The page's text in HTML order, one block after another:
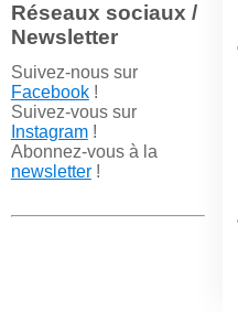
Réseaux sociaux /
Newsletter
Suivez-nous sur
Facebook!
Suivez-vous sur
Instagram!
Abonnez-vous à la
newsletter!